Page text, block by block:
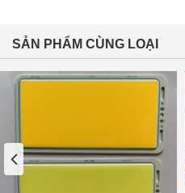
SẢN PHẨM CÙNG LOẠI